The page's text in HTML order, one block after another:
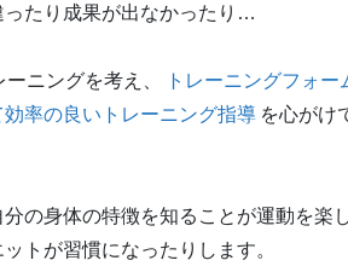
たり成果が出なかったり…
ニングを考え、
トレーニングフォー
率の良いトレーニング指導 を心がけ
分の身体の特徴を知ることが運動を楽
トが習慣になったりします。